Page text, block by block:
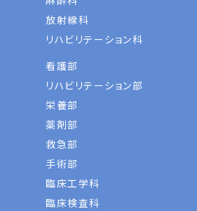
放射線科
リハビリテーション科
看護部
リハビリテーション部
栄養部
薬剤部
救急部
手術部
臨床工学科
臨床検査科